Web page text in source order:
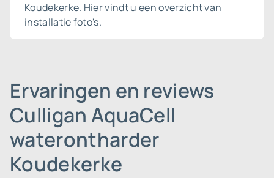
Koudekerke. Hier vindt u een overzicht van
installatie foto's.
Ervaringen en reviews
Culligan AquaCell
waterontharder
Koudekerke